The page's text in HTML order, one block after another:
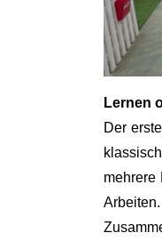
Lernen
Der
mehrere